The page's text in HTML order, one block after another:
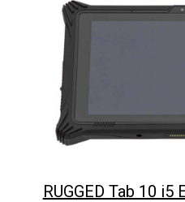
RUGGED Tab 10 i5